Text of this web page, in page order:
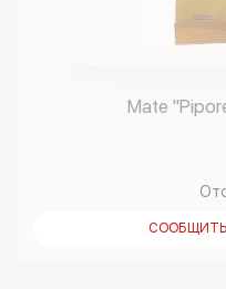
Mate